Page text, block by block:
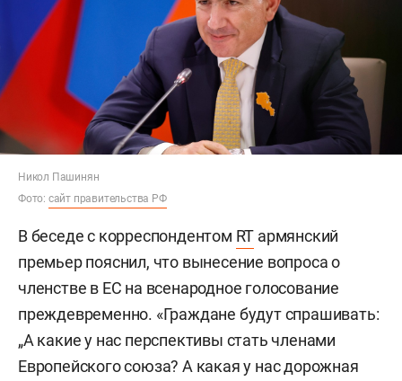
Никол Пашинян
Фото: сайт правительства РФ
В беседе с корреспондентом RT армянский
премьер пояснил, что вынесение вопроса о
членстве в ЕС на всенародное голосование
преждевременно. «Граждане будут спрашивать:
„А какие у нас перспективы стать членами
Европейского союза? А какая у нас дорожная